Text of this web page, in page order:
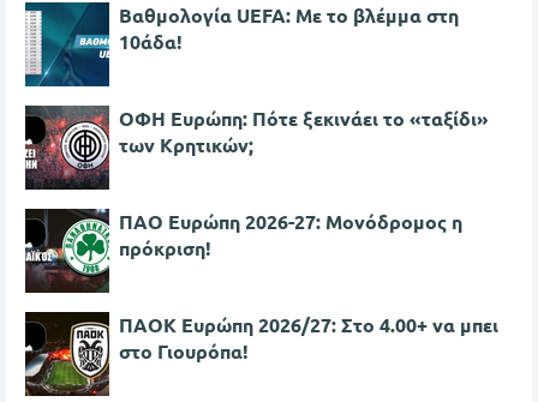
Βαθμολογία UEFA: Με το βλέμμα στη
10άδα!
ΟΦΗ Ευρώπη: Πότε ξεκινάει το «ταξίδι»
των Κρητικών;
ΠΑΟ Ευρώπη 2026-27: Μονόδρομος η
πρόκριση!
ΠΑΟΚ Ευρώπη 2026/27: Στο 4.00+ να μπει
στο Γιουρόπα!